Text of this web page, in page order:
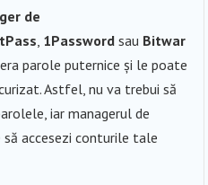
de
1Password sau Bitwar
parole puternice și le poate
Astfel, nu va trebui să
iar managerul de
accesezi conturile tale